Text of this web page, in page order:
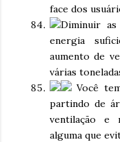
face dos
Diminuir
energia
aumento de
várias
Você
partindo de
ventilação e
alguma que